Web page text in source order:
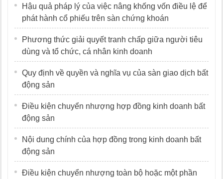
Hậu quả pháp lý của việc nâng khống vốn điều lệ để
phát hành cổ phiếu trên sàn chứng khoán
Phương thức giải quyết tranh chấp giữa người tiêu
dùng và tổ chức, cá nhân kinh doanh
Quy định về quyền và nghĩa vụ của sàn giao dịch bất
động sản
Điều kiện chuyển nhượng hợp đồng kinh doanh bất
động sản
Nội dung chính của hợp đồng trong kinh doanh bất
động sản
Điều kiện chuyển nhượng toàn bộ hoặc một phần